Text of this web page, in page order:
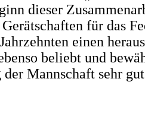
dieser
für das
einen
beliebt und
Mannschaft sehr